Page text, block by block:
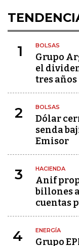
1 BOLSAS
Grupo
el
tres años
2 BOLSAS
Dólar
senda
Emisor
3 HACIENDA
Anif
billones
cuentas
4 ENERGÍA
Grupo